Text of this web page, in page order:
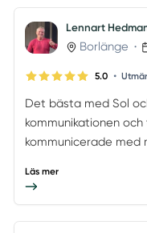
Lennart
Borlänge •
5.0 •
Det bästa med Sol
kommunikationen
kommunicerade med
Läs mer